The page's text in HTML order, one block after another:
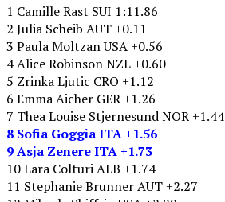
1 Camille Rast SUI 1:11.86
2 Julia Scheib AUT +0.11
3 Paula Moltzan USA +0.56
4 Alice Robinson NZL +0.60
5 Zrinka Ljutic CRO +1.12
6 Emma Aicher GER +1.26
7 Thea Louise Stjernesund NOR +1.44
8 Sofia Goggia ITA +1.56
9 Asja Zenere ITA +1.73
10 Lara Colturi ALB +1.74
11 Stephanie Brunner AUT +2.27